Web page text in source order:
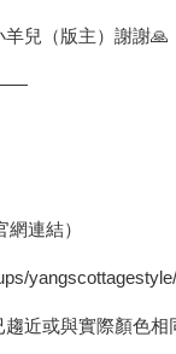
兒（版主）謝謝🙏
連結）
近或與實際顏色